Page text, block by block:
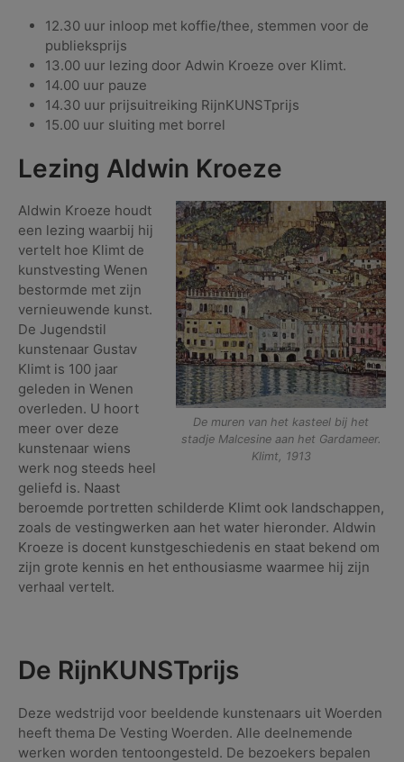
12.30 uur inloop met koffie/thee, stemmen voor de
publieksprijs
13.00 uur lezing door Adwin Kroeze over Klimt.
14.00 uur pauze
14.30 uur prijsuitreiking RijnKUNSTprijs
15.00 uur sluiting met borrel
Lezing Aldwin Kroeze
De muren van het kasteel bij het
stadje Malcesine aan het Gardameer.
Klimt, 1913
Aldwin Kroeze houdt
een lezing waarbij hij
vertelt hoe Klimt de
kunstvesting Wenen
bestormde met zijn
vernieuwende kunst.
De Jugendstil
kunstenaar Gustav
Klimt is 100 jaar
geleden in Wenen
overleden. U hoort
meer over deze
kunstenaar wiens
werk nog steeds heel
geliefd is. Naast
beroemde portretten schilderde Klimt ook landschappen,
zoals de vestingwerken aan het water hieronder. Aldwin
Kroeze is docent kunstgeschiedenis en staat bekend om
zijn grote kennis en het enthousiasme waarmee hij zijn
verhaal vertelt.
De RijnKUNSTprijs
Deze wedstrijd voor beeldende kunstenaars uit Woerden
heeft thema De Vesting Woerden. Alle deelnemende
werken worden tentoongesteld. De bezoekers bepalen